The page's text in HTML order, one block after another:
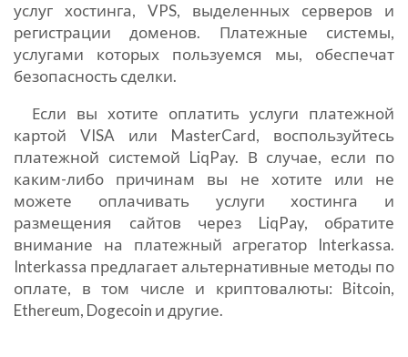
услуг хостинга, VPS, выделенных серверов и
регистрации доменов. Платежные системы,
услугами которых пользуемся мы, обеспечат
безопасность сделки.
Если вы хотите оплатить услуги платежной
картой VISA или MasterCard, воспользуйтесь
платежной системой LiqPay. В случае, если по
каким-либо причинам вы не хотите или не
можете оплачивать услуги хостинга и
размещения сайтов через LiqPay, обратите
внимание на платежный агрегатор Interkassa.
Interkassa предлагает альтернативные методы по
оплате, в том числе и криптовалюты: Bitcoin,
Ethereum, Dogecoin и другие.